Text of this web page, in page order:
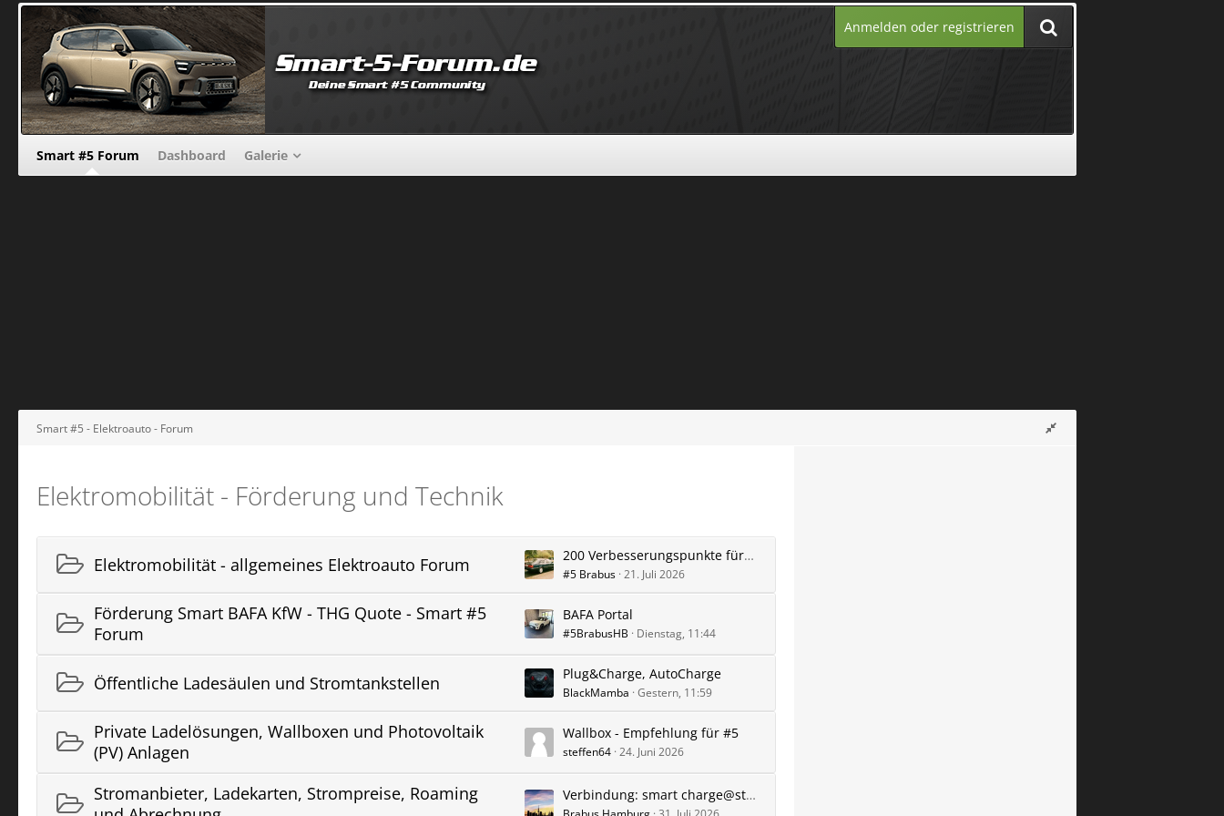
Anmelden oder registrieren
Smart #5 Forum Dashboard Galerie
Smart #5 - Elektroauto - Forum
Elektromobilität - Förderung und Technik
Elektromobilität - allgemeines Elektroauto Forum 200 Verbesserungspunkte für den #1 ;-)...
#5 Brabus 21. Juli 2026
Förderung Smart BAFA KfW - THG Quote - Smart #5
Forum
BAFA Portal
#5BrabusHB Dienstag, 11:44
Öffentliche Ladesäulen und Stromtankstellen Plug&Charge, AutoCharge
BlackMamba Gestern, 11:59
Private Ladelösungen, Wallboxen und Photovoltaik
(PV) Anlagen
Wallbox - Empfehlung für #5
steffen64 24. Juni 2026
Stromanbieter, Ladekarten, Strompreise, Roaming
Verbindung: smart charge@street Vertrag - Hello smart App funktioniert nicht